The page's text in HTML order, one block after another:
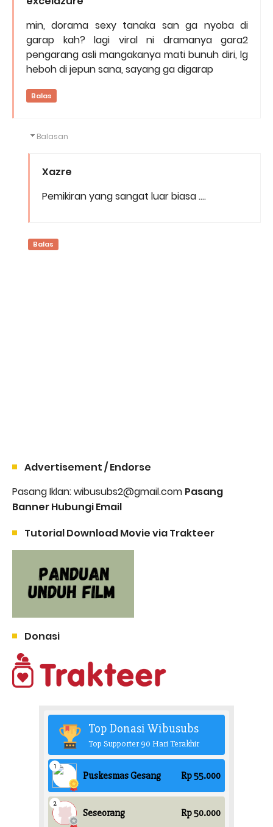
min, dorama sexy tanaka san ga nyoba di
garap kah? lagi viral ni dramanya gara2
pengarang asli mangakanya mati bunuh diri, lg
heboh di jepun sana, sayang ga digarap
Balas
Balasan
Xazre
Pemikiran yang sangat luar biasa ....
Balas
Advertisement / Endorse
Pasang Iklan: wibusubs2@gmail.com Pasang
Banner Hubungi Email
Tutorial Download Movie via Trakteer
Donasi